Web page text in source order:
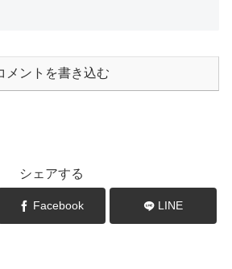
メントを書き込む
シェアする
Facebook LINE